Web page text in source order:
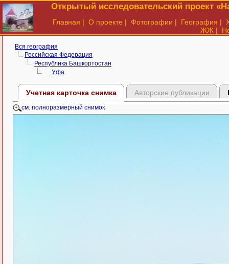
Открытый исследовательский проект
Главная | О проекте | Фотографии | География |
ЖЖ |
Вся география
Российская Федерация
Республика Башкортостан
Уфа
Учетная карточка снимка Авторские публикации
см. полноразмерный снимок